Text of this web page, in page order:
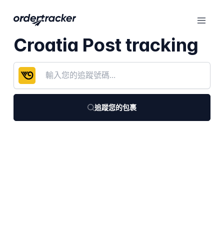
Croatia Post tracking
追蹤您的包裹